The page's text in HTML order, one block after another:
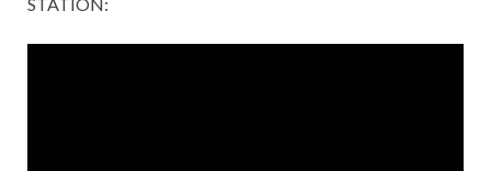
STATION: